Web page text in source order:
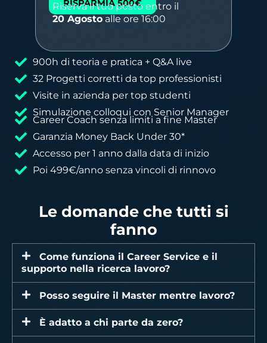
RISPARMIA 500€
Riserva il tuo posto entro il
20 Agosto alle ore 16:00
900h di teoria e pratica + Q&A live
32 Progetti corretti da top professionisti
Visite in azienda per top studenti
Simulazione colloqui con Senior Manager
Career Coach senza limiti a fine Master
Garanzia Money Back Under 30*
Accesso per 1 anno dalla data di inizio ​
Poi 499€/anno senza vincoli di rinnovo​
Le domande che tutti si
fanno
Come funziona il Career Service e il
supporto nella ricerca lavoro?
Posso seguire il Master mentre lavoro?
È adatto a chi parte da zero?